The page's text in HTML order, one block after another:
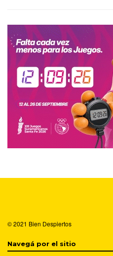
© 2021 Bien Despiertos
Navegá por el sitio